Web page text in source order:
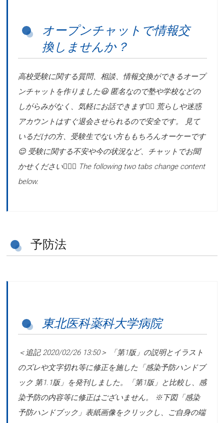
オープンチャットで情報交
換しませんか？
高校受験に関する質問、相談、情報交換ができるオープ
ンチャットを作りました😃 匿名なので塾や学校などの
しがらみがなく、気軽にお話できます👍🏻 荒らしや迷惑
アカウントはすぐ退会させられるので安全です。 見て
いるだけの方、受験生でない方ももちろんオーケーです
😌 受験に関する不安や今の状況など、チャットでお聞
かせください🙋🏻‍♂️ The following two tabs change content
below.
予防法
東北医科薬科大学病院
＜追記 2020/02/26 13:50＞ 「第1版」の説明とイラスト
のズレや文字切れ等に修正を施した「感染予防ハンドブ
ック 第1.1版」を発刊しました。「第1版」と比較し、感
染予防の内容等に修正はございません。 ※下図「感染
予防ハンドブック」表紙画像をクリックし、ご自身の端